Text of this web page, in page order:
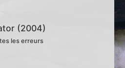
(2004)
les erreurs